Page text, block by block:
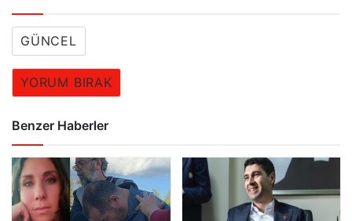
GÜNCEL
YORUM BIRAK
Benzer Haberler